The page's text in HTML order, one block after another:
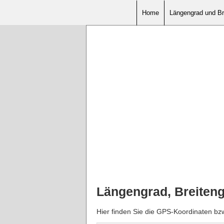
Home Längengrad und
Längengrad,
Hier finden Sie die GPS-Koordinaten